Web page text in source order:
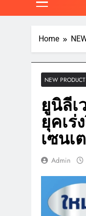
Home
NEW PRODUCT
ยูนิลีเ
ยุคเร่
เซนเ
Admin